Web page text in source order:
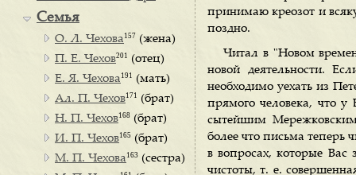
принимаю креозот и
поздно.
Читал в "Новом
новой деятельности.
необходимо уехать из
прямого человека, что
сытейшим
более что письма теперь
в вопросах, которые Вас
чистоты, т. е.
Семья
О. Л. Чехова 157 (жена)
П. Е. Чехов201 (отец)
Е. Я. Чехова 191 (мать)
Ал. П. Чехов171 (брат)
Н. П. Чехов168 (брат)
И. П. Чехов165 (брат)
М. П. Чехова 163 (сестра)